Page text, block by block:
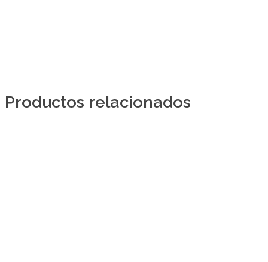
Productos relacionados